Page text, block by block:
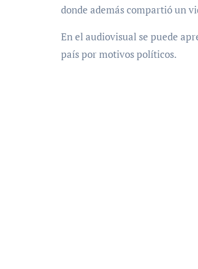
donde además compartió un
En el audiovisual se puede
país por motivos políticos.